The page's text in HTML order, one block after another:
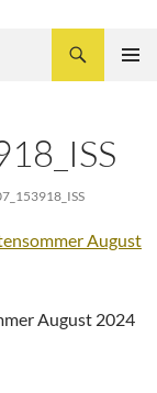
August 2024